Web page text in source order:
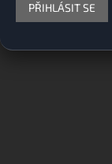
PŘIHLÁSIT SE